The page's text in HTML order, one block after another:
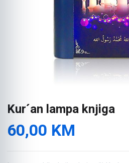
Kur´an lampa knjiga
60,00 KM